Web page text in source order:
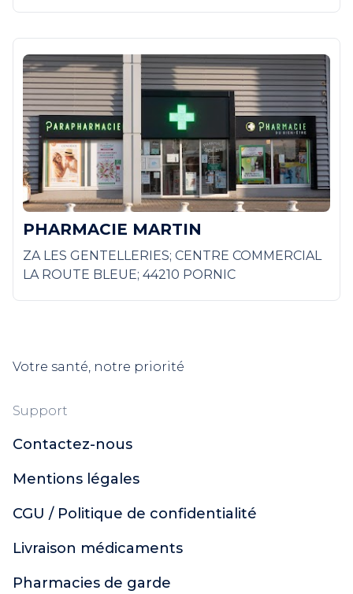
PHARMACIE MARTIN
ZA LES GENTELLERIES; CENTRE COMMERCIAL
LA ROUTE BLEUE; 44210 PORNIC
Votre santé, notre priorité
Support
Contactez-nous
Mentions légales
CGU / Politique de confidentialité
Livraison médicaments
Pharmacies de garde